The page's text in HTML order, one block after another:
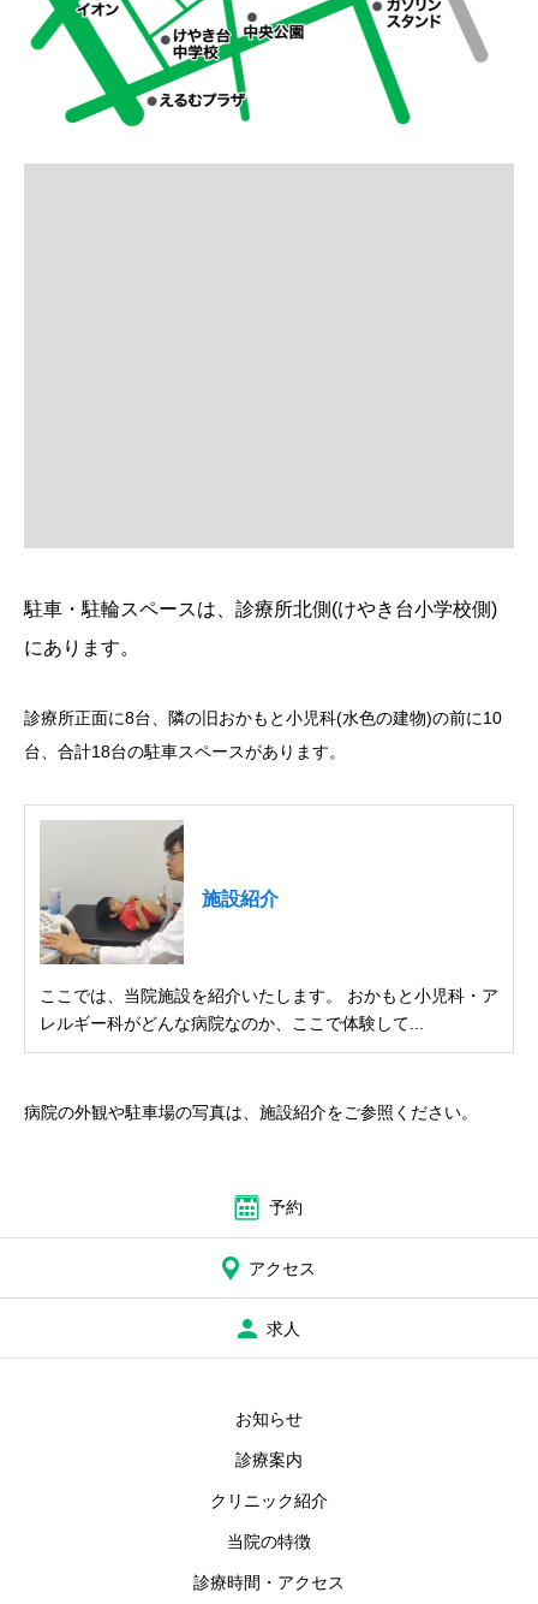
駐車・駐輪スペースは、診療所北側(けやき台小学校側)
にあります。
診療所正面に8台、隣の旧おかもと小児科(水色の建物)の前に10
台、合計18台の駐車スペースがあります。
施設紹介
ここでは、当院施設を紹介いたします。 おかもと小児科・ア
レルギー科がどんな病院なのか、ここで体験して...
病院の外観や駐車場の写真は、施設紹介をご参照ください。
予約
アクセス
求人
お知らせ
診療案内
クリニック紹介
当院の特徴
診療時間・アクセス